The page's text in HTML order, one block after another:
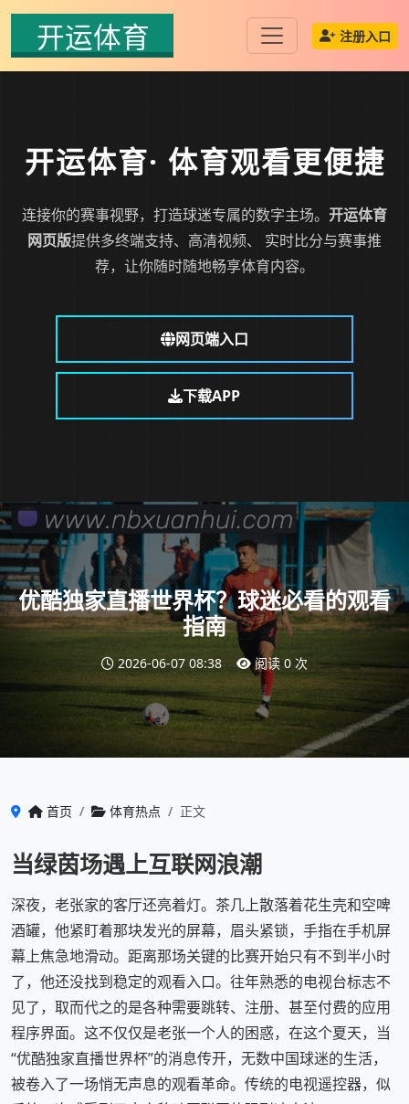
注册入口
开运体育· 体育观看更便捷
连接你的赛事视野，打造球迷专属的数字主场。 开运体育
网页版提供多终端支持、高清视频、 实时比分与赛事推
荐，让你随时随地畅享体育内容。
网页端入口
下载APP
优酷独家直播世界杯？球迷必看的观看
指南
2026-06-07 08:38 阅读 0 次
首页 体育热点 正文
当绿茵场遇上互联网浪潮
深夜，老张家的客厅还亮着灯。茶几上散落着花生壳和空啤
酒罐，他紧盯着那块发光的屏幕，眉头紧锁，手指在手机屏
幕上焦急地滑动。距离那场关键的比赛开始只有不到半小时
了，他还没找到稳定的观看入口。往年熟悉的电视台标志不
见了，取而代之的是各种需要跳转、注册、甚至付费的应用
程序界面。这不仅仅是老张一个人的困惑，在这个夏天，当
“优酷独家直播世界杯”的消息传开，无数中国球迷的生活，
被卷入了一场悄无声息的观看革命。传统的电视遥控器，似